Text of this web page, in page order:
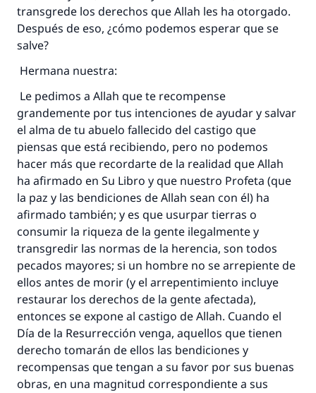
transgrede los derechos que Allah les ha otorgado.
Después de eso, ¿cómo podemos esperar que se
salve?
Hermana nuestra:
Le pedimos a Allah que te recompense
grandemente por tus intenciones de ayudar y salvar
el alma de tu abuelo fallecido del castigo que
piensas que está recibiendo, pero no podemos
hacer más que recordarte de la realidad que Allah
ha afirmado en Su Libro y que nuestro Profeta (que
la paz y las bendiciones de Allah sean con él) ha
afirmado también; y es que usurpar tierras o
consumir la riqueza de la gente ilegalmente y
transgredir las normas de la herencia, son todos
pecados mayores; si un hombre no se arrepiente de
ellos antes de morir (y el arrepentimiento incluye
restaurar los derechos de la gente afectada),
entonces se expone al castigo de Allah. Cuando el
Día de la Resurrección venga, aquellos que tienen
derecho tomarán de ellos las bendiciones y
recompensas que tengan a su favor por sus buenas
obras, en una magnitud correspondiente a sus
Desde la Q hasta la A, su contribución ayuda a
IslamQA.
"Una persona que orienta a otros a hacer el
aquellos que lo realicen."
(MUSLIM, 1893)
Contribuir